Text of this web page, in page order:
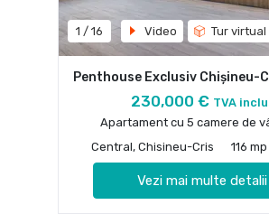
1 / 16 Video Tur virtual
Penthouse Exclusiv Chișineu-
230,000 € TVA
Apartament cu 5 camere de
Central, Chisineu-Cris
116 mp
Vezi mai multe detalii